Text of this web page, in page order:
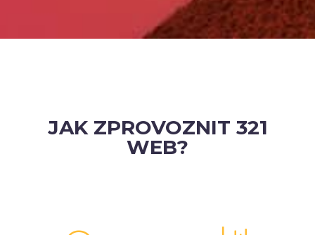
JAK ZPROVOZNIT 321
WEB?